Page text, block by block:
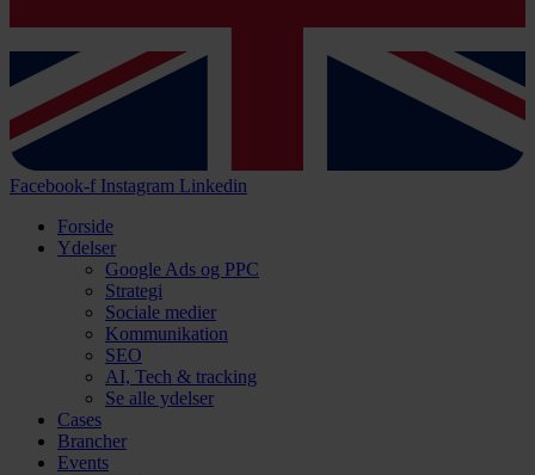
Facebook-f Instagram Linkedin
Forside
Ydelser
Google Ads og PPC
Strategi
Sociale medier
Kommunikation
SEO
AI, Tech & tracking
Se alle ydelser
Cases
Brancher
Events